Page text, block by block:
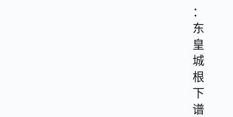
：
东
皇
城
根
下
谱